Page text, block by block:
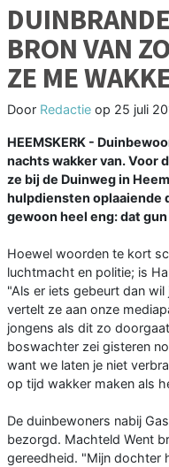
BRON VAN
ZE ME
Door Redactie op 25 juli
HEEMSKERK -
nachts wakker van. Voor
ze bij de Duinweg in
hulpdiensten oplaaiende
gewoon heel eng: dat
Hoewel woorden te kort
luchtmacht en politie; is
"Als er iets gebeurt dan
vertelt ze aan onze
jongens als dit zo
boswachter zei gisteren
want we laten je niet
op tijd wakker maken als
De duinbewoners nabij
bezorgd. Machteld Went
gereedheid. "Mijn dochter